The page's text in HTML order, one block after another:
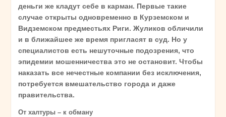
деньги же кладут себе в карман. Первые такие
случае открыты одновременно в Курземском и
Видземском предместьях Риги. Жуликов обличили
и в ближайшее же время пригласят в суд. Но у
специалистов есть нешуточные подозрения, что
эпидемии мошенничества это не остановит. Чтобы
наказать все нечестные компании без исключения,
потребуется вмешательство города и даже
правительства.
От халтуры – к обману